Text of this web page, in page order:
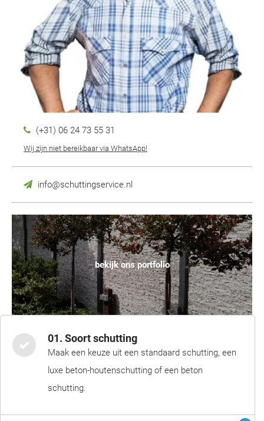
(+31) 06 24 73 55 31
Wij zijn niet bereikbaar via WhatsApp!
info@schuttingservice.nl
bekijk ons portfolio
01. Soort schutting
Maak een keuze uit een standaard schutting, een
luxe beton-houtenschutting of een beton
schutting.